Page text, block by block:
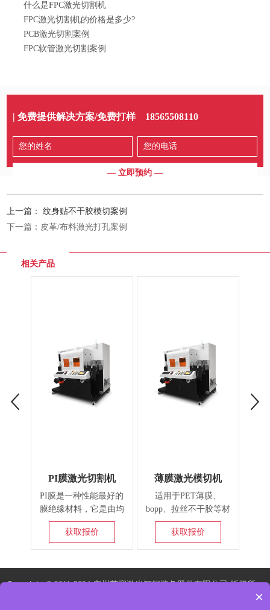
什么是FPC激光切割机
FPC激光切割机的价格是多少?
PCB激光切割案例
FPC软管激光切割案例
| 免费提供解决方案/免费打样 18565508110
上一篇：纹身贴不干胶模切案例
下一篇： 皮革/布料激光打孔案例
相关产品
PI膜激光切割机
PI膜是一种性能最好的
膜绝缘材料，它是由均
苯四甲酸二酐(PMDA)
和二胺基二苯醚(DDE)
在强极性溶剂中收缩，
获取报价
薄膜激光模切机
适用于PET薄膜、
bopp、拉丝不干胶等材
料的精密激光模切，采
用CO2激光技术，切割
边缘光滑无毛刺，精度
获取报价
台
光
Copyright ©2011-2024 广州莱塞激光智能装备股份有限公司 版权所
×